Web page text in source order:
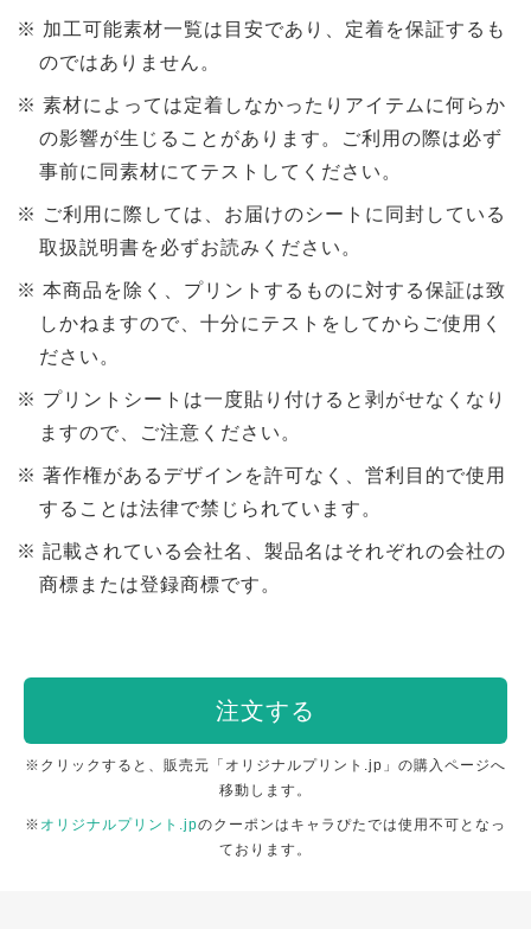
加工可能素材一覧は目安であり、定着を保証するも
のではありません。
素材によっては定着しなかったりアイテムに何らか
の影響が生じることがあります。ご利用の際は必ず
事前に同素材にてテストしてください。
ご利用に際しては、お届けのシートに同封している
取扱説明書を必ずお読みください。
本商品を除く、プリントするものに対する保証は致
しかねますので、十分にテストをしてからご使用く
ださい。
プリントシートは一度貼り付けると剥がせなくなり
ますので、ご注意ください。
著作権があるデザインを許可なく、営利目的で使用
することは法律で禁じられています。
記載されている会社名、製品名はそれぞれの会社の
商標または登録商標です。
注文する
※クリックすると、販売元「オリジナルプリント.jp」の購入ページへ
移動します。
※ オリジナルプリント.jpのクーポンはキャラぴたでは使用不可となっ
ております。